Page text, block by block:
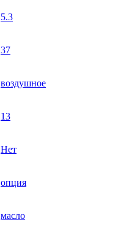
5.3
37
воздушное
13
Нет
опция
масло